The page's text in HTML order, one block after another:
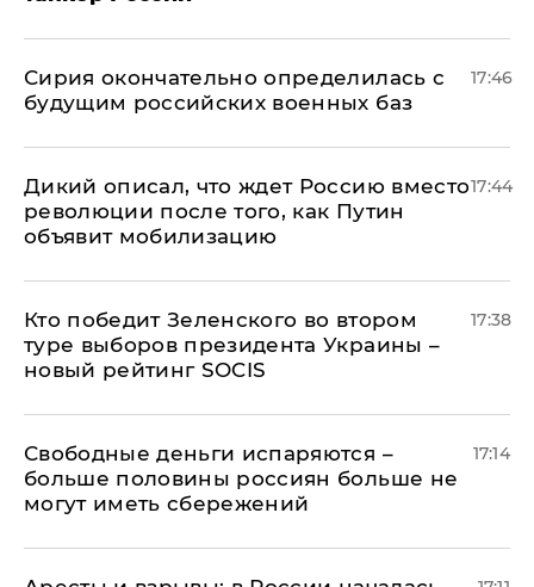
Сирия окончательно определилась с
будущим российских военных баз
17:46
Дикий описал, что ждет Россию вместо
революции после того, как Путин
объявит мобилизацию
17:44
Кто победит Зеленского во втором
туре выборов президента Украины –
новый рейтинг SOCIS
17:38
Свободные деньги испаряются –
больше половины россиян больше не
могут иметь сбережений
17:14